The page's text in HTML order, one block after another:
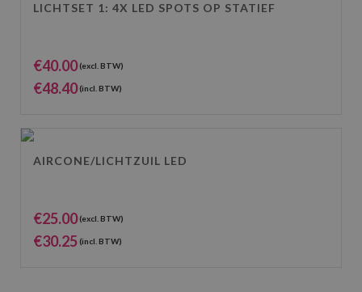
LICHTSET 1: 4X LED SPOTS OP STATIEF
€40.00(excl. BTW)
€48.40(incl. BTW)
AIRCONE/LICHTZUIL LED
€25.00(excl. BTW)
€30.25 (incl. BTW)